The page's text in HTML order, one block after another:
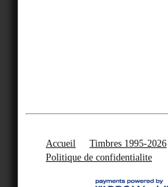
Accueil Timbres 1995-2026
Politique de confidentialite